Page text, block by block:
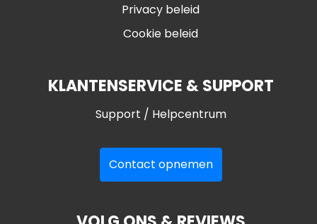
Privacy beleid
Cookie beleid
KLANTENSERVICE & SUPPORT
Support / Helpcentrum
Contact opnemen